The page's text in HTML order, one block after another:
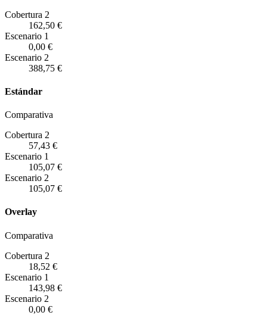
Cobertura 2
162,50 €
Escenario 1
0,00 €
Escenario 2
388,75 €
Estándar
Comparativa
Cobertura 2
57,43 €
Escenario 1
105,07 €
Escenario 2
105,07 €
Overlay
Comparativa
Cobertura 2
18,52 €
Escenario 1
143,98 €
Escenario 2
0,00 €